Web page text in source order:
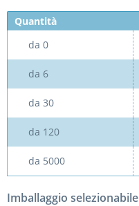
Quantità
da 0
da 6
da 30
da 120
da 5000
Imballaggio selezionabile